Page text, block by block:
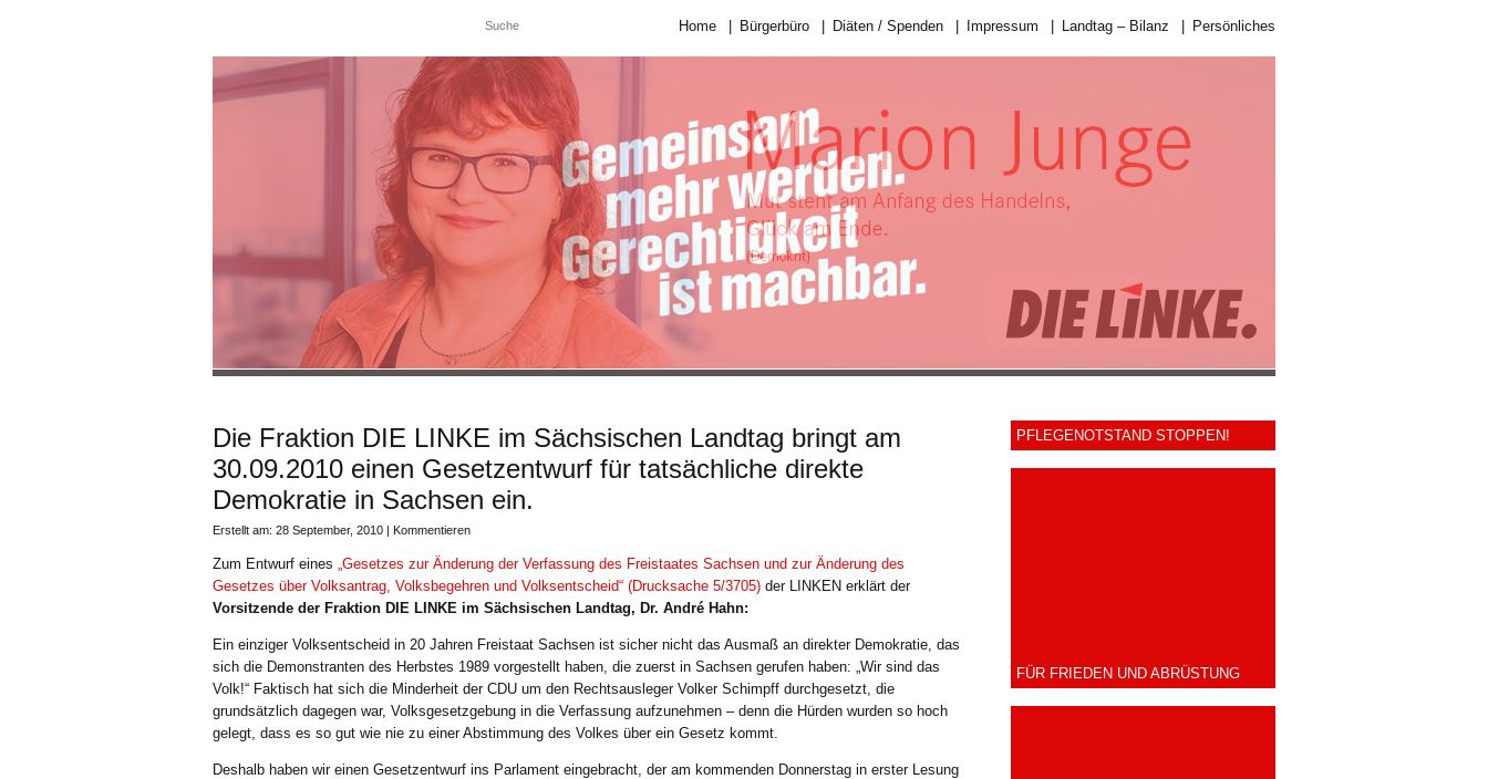
Home Bürgerbüro Diäten / Spenden Impressum Landtag – Bilanz Persönliches
Die Fraktion DIE LINKE im Sächsischen Landtag bringt am
30.09.2010 einen Gesetzentwurf für tatsächliche direkte
Demokratie in Sachsen ein.
Erstellt am: 28 September, 2010 | Kommentieren
Zum Entwurf eines „Gesetzes zur Änderung der Verfassung des Freistaates Sachsen und zur Änderung des
Gesetzes über Volksantrag, Volksbegehren und Volksentscheid“ (Drucksache 5/3705) der LINKEN erklärt der
Vorsitzende der Fraktion DIE LINKE im Sächsischen Landtag, Dr. André Hahn:
Ein einziger Volksentscheid in 20 Jahren Freistaat Sachsen ist sicher nicht das Ausmaß an direkter Demokratie, das
sich die Demonstranten des Herbstes 1989 vorgestellt haben, die zuerst in Sachsen gerufen haben: „Wir sind das
Volk!“ Faktisch hat sich die Minderheit der CDU um den Rechtsausleger Volker Schimpff durchgesetzt, die
grundsätzlich dagegen war, Volksgesetzgebung in die Verfassung aufzunehmen – denn die Hürden wurden so hoch
gelegt, dass es so gut wie nie zu einer Abstimmung des Volkes über ein Gesetz kommt.
Deshalb haben wir einen Gesetzentwurf ins Parlament eingebracht, der am kommenden Donnerstag in erster Lesung
PFLEGENOTSTAND STOPPEN!
FÜR FRIEDEN UND ABRÜSTUNG